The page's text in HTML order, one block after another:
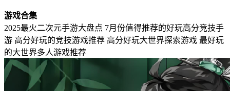
游戏合集
2025最火二次元手游大盘点 7月份值得推荐的好玩高分竞技手
游 高分好玩的竞技游戏推荐 高分好玩大世界探索游戏 最好玩
的大世界多人游戏推荐